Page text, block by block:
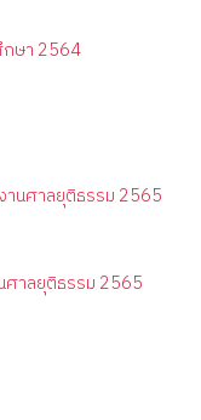
ษา 2564
าลยุติธรรม 2565